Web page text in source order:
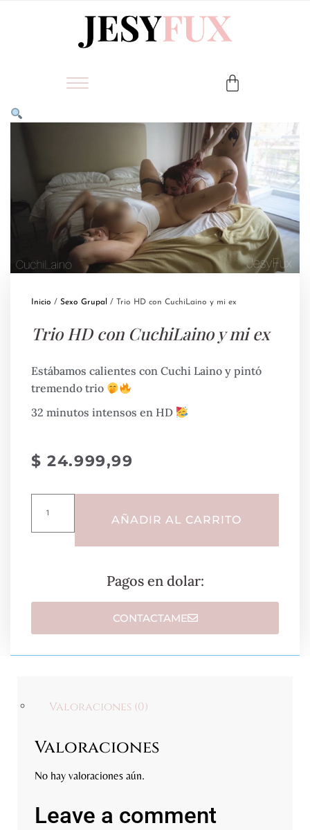
Inicio / Sexo Grupal / Trio HD con CuchiLaino y mi ex
Trio HD con CuchiLaino y mi ex
Estábamos calientes con Cuchi Laino y pintó
tremendo trio
32 minutos intensos en HD
$ 24.999,99
AÑADIR AL CARRITO
Pagos en dolar:
CONTACTAME
Valoraciones (0)
Valoraciones
No hay valoraciones aún.
Leave a comment